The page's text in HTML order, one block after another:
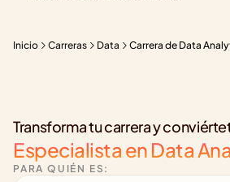
Inicio Carreras Data Carrera de Data
Transforma tu carrera y
Especialista en Data
PARA QUIÉN ES: